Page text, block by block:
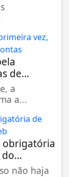
de...
a
a...
obrigatória
não haja